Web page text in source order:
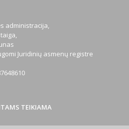
administracija,
Juridinių asmenų registre
TEIKIAMA